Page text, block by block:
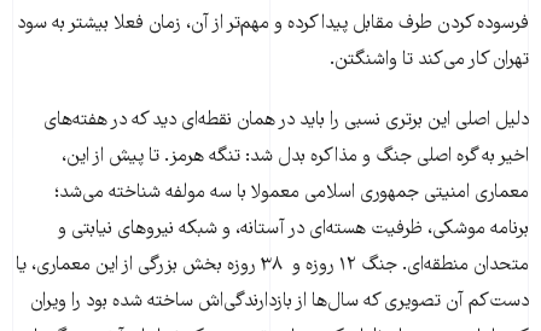
فرسوده کردن طرف مقابل پیدا کرده و مهم‌تر از آن، زمان فعلا بیشتر به سود
تهران کار می‌کند تا واشنگتن.
دلیل اصلی این برتری نسبی را باید در همان نقطه‌ای دید که در هفته‌های
اخیر به گره اصلی جنگ و مذاکره بدل شد: تنگه هرمز. تا پیش از این،
معماری امنیتی جمهوری اسلامی معمولا با سه مولفه شناخته می‌شد؛
برنامه موشکی، ظرفیت هسته‌ای در آستانه، و شبکه نیروهای نیابتی و
متحدان منطقه‌ای. جنگ ۱۲ روزه و ۳۸ روزه بخش بزرگی از این معماری، یا
دست‌کم آن تصویری که سال‌ها از بازدارندگی‌اش ساخته شده بود را ویران